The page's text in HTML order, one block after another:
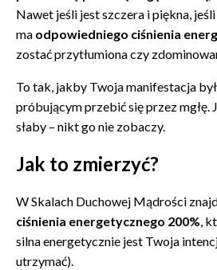
Nawet jeśli jest szczera i piękna,
ma odpowiedniego ciśnienia
zostać przytłumiona czy
To tak, jakby Twoja manifestacja
próbującym przebić się przez mgłę.
słaby – nikt go nie zobaczy.
Jak to zmierzyć?
W Skalach Duchowej Mądrości
ciśnienia energetycznego 200%,
silna energetycznie jest Twoja
utrzymać).